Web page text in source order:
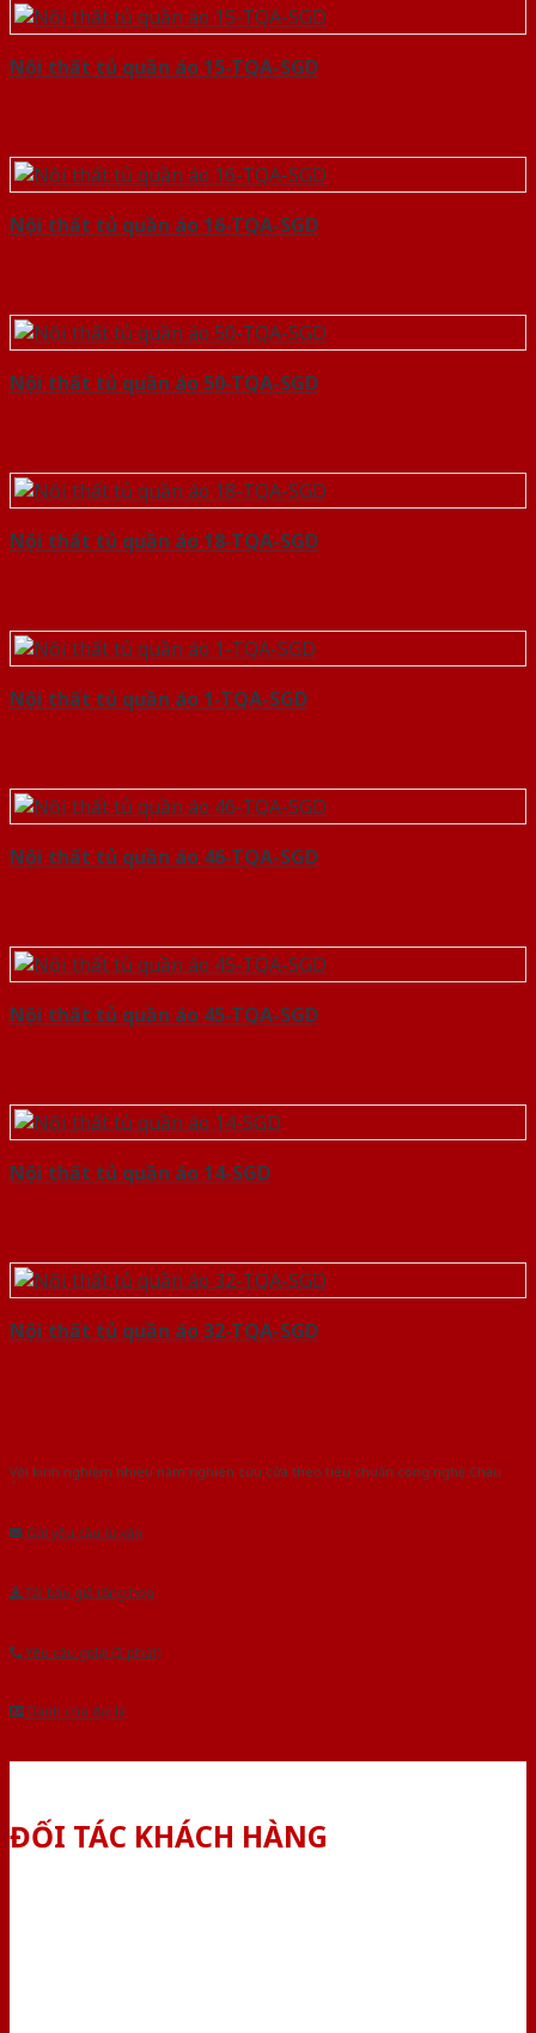
Nội thất tủ quần áo 15-TQA-SGD
Nội thất tủ quần áo 16-TQA-SGD
Nội thất tủ quần áo 50-TQA-SGD
Nội thất tủ quần áo 18-TQA-SGD
Nội thất tủ quần áo 1-TQA-SGD
Nội thất tủ quần áo 46-TQA-SGD
Nội thất tủ quần áo 45-TQA-SGD
Nội thất tủ quần áo 14-SGD
Nội thất tủ quần áo 32-TQA-SGD
Với kinh nghiệm nhiêu năm nghiên cứu cửa theo tiêu chuẩn công nghệ Châu
Gửi yêu cầu tư vấn
Tải báo giá tổng hợp
Yêu cầu gọi lại (3 phút)
Dành cho đại lý
ĐỐI TÁC KHÁCH HÀNG